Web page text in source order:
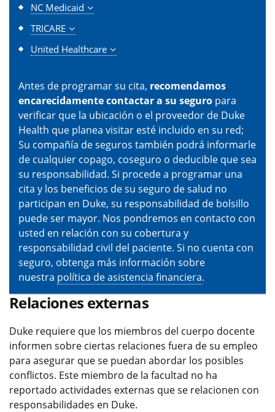
NC Medicaid
TRICARE
United Healthcare
Antes de programar su cita, recomendamos
encarecidamente contactar a su seguro para
verificar que la ubicación o el proveedor de Duke
Health que planea visitar esté incluido en su red;
Su compañía de seguros también podrá informarle
de cualquier copago, coseguro o deducible que sea
su responsabilidad. Si procede a programar una
cita y los beneficios de su seguro de salud no
participan en Duke, su responsabilidad de bolsillo
puede ser mayor. Nos pondremos en contacto con
usted en relación con su cobertura y
responsabilidad civil del paciente. Si no cuenta con
seguro, obtenga más información sobre
nuestra política de asistencia financiera.
Relaciones externas
Duke requiere que los miembros del cuerpo docente
informen sobre ciertas relaciones fuera de su empleo
para asegurar que se puedan abordar los posibles
conflictos. Este miembro de la facultad no ha
reportado actividades externas que se relacionen con
responsabilidades en Duke.